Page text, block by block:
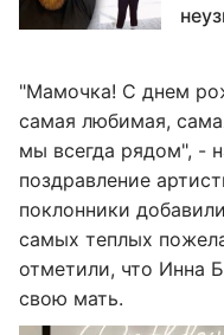
"Мамочка! С днем
самая любимая,
мы всегда рядом", -
поздравление
поклонники
самых теплых
отметили, что Инна
свою мать.